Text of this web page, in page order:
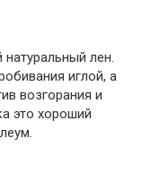
натуральный лен.
иглой, а
возгорания и
это хороший